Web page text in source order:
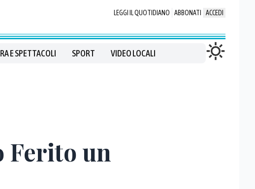
LEGGI IL QUOTIDIANO ABBONATI ACCEDI
E SPETTACOLI SPORT VIDEO LOCALI
Ferito un